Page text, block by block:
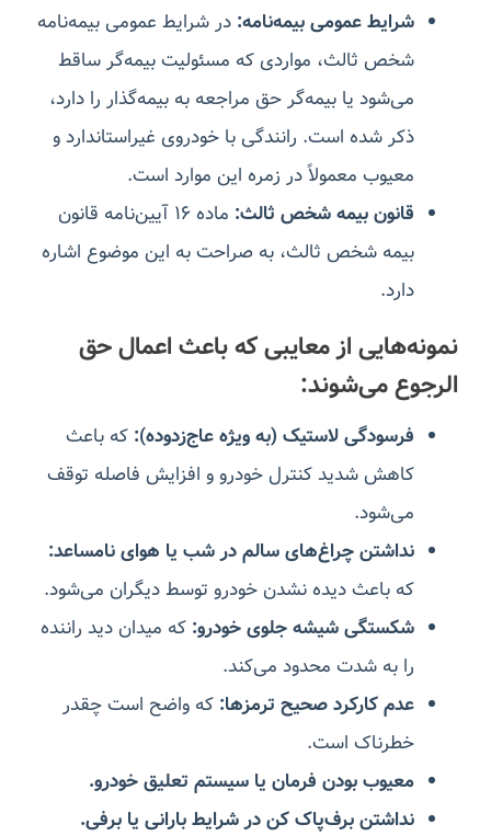
شرایط عمومی بیمه‌نامه: در شرایط عمومی بیمه‌نامه
شخص ثالث، مواردی که مسئولیت بیمه‌گر ساقط
می‌شود یا بیمه‌گر حق مراجعه به بیمه‌گذار را دارد،
ذکر شده است. رانندگی با خودروی غیراستاندارد و
معیوب معمولاً در زمره این موارد است.
قانون بیمه شخص ثالث:
ماده ۱۶ آیین‌نامه قانون
بیمه شخص ثالث، به صراحت به این موضوع اشاره
دارد.
نمونه‌هایی از معایبی که باعث اعمال حق
الرجوع می‌شوند:
فرسودگی لاستیک (به ویژه عاج‌زدوده): که باعث
کاهش شدید کنترل خودرو و افزایش فاصله توقف
می‌شود.
نداشتن چراغ‌های سالم در شب یا هوای نامساعد:
که باعث دیده نشدن خودرو توسط دیگران می‌شود.
شکستگی شیشه جلوی خودرو: که میدان دید راننده
را به شدت محدود می‌کند.
عدم کارکرد صحیح ترمزها: که واضح است چقدر
خطرناک است.
معیوب بودن فرمان یا سیستم تعلیق خودرو.
نداشتن برف‌پاک کن در شرایط بارانی یا برفی.